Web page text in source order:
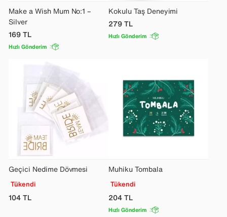
Make a Wish Mum No:1 –
Silver
169TL
Hızlı Gönderim
Kokulu Taş Deneyimi
279TL
Hızlı Gönderim
Geçici Nedime Dövmesi
Tükendi
104TL
Muhiku Tombala
Tükendi
204TL
Hızlı Gönderim